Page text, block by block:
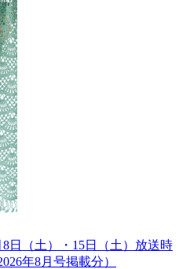
日（土）・15日（土）放送時
年8月号掲載分）